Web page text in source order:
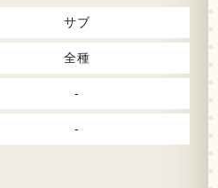
サブ
全種
-
-